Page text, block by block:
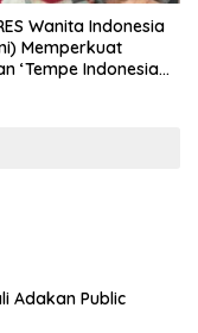
Wanita Indonesia
Memperkuat
‘Tempe Indonesia
Adakan Public